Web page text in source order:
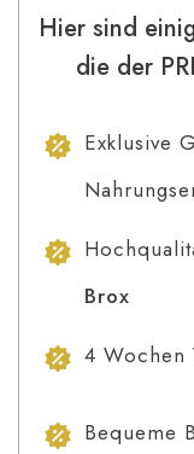
Hier sind
die der
Exklusive
Brox
4 Wochen
Bequeme